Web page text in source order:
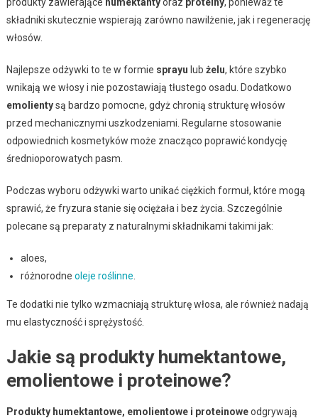
składniki skutecznie wspierają zarówno nawilżenie, jak i regenerację
włosów.
Najlepsze odżywki to te w formie sprayu lub żelu, które szybko
wnikają we włosy i nie pozostawiają tłustego osadu. Dodatkowo
emolientysą bardzo pomocne, gdyż chronią strukturę włosów
przed mechanicznymi uszkodzeniami. Regularne stosowanie
odpowiednich kosmetyków może znacząco poprawić kondycję
średnioporowatych pasm.
Podczas wyboru odżywki warto unikać ciężkich formuł, które mogą
sprawić, że fryzura stanie się ociężała i bez życia. Szczególnie
polecane są preparaty z naturalnymi składnikami takimi jak:
aloes,
różnorodne oleje roślinne
Te dodatki nie tylko wzmacniają strukturę włosa, ale również nadają
mu elastyczność i sprężystość.
Jakie są produkty humektantowe,
emolientowe i proteinowe?
Produkty humektantowe, emolientowe i proteinoweodgrywają